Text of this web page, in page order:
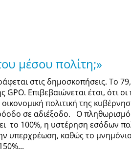
μέσου πολίτη;»
στις δημοσκοπήσεις. Το
Επιβεβαιώνεται έτσι, ότι
πολιτική της
σε αδιέξοδο. Ο
το 100%, η υστέρηση εσόδων
υπερχρέωση, καθώς το